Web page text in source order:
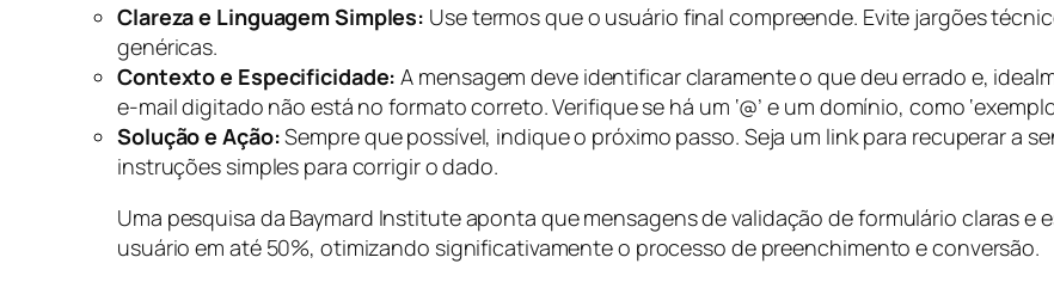
Clareza e Linguagem Simples: Use termos que o usuário final compreende. Evite jargões
genéricas.
Contexto e Especificidade: A mensagem deve identificar claramente o que deu errado e,
e-mail digitado não está no formato correto. Verifique se há um ‘@’ e um domínio, como
Solução e Ação:Sempre que possível, indique o próximo passo. Seja um link para recuperar a
instruções simples para corrigir o dado.
Uma pesquisa da Baymard Institute aponta que mensagens de validação de formulário claras e
usuário em até 50%, otimizando significativamente o processo de preenchimento e conversão.